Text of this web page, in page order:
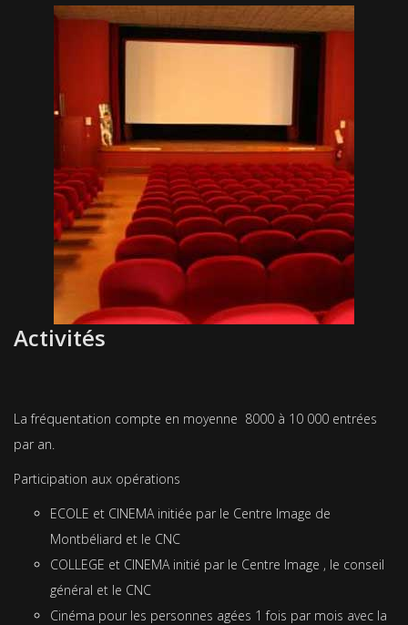
Activités
La fréquentation compte en moyenne 8000 à 10 000 entrées
par an.
Participation aux opérations
ECOLE et CINEMA initiée par le Centre Image de
Montbéliard et le CNC
COLLEGE et CINEMA initié par le Centre Image , le conseil
général et le CNC
Cinéma pour les personnes agées 1 fois par mois avec la